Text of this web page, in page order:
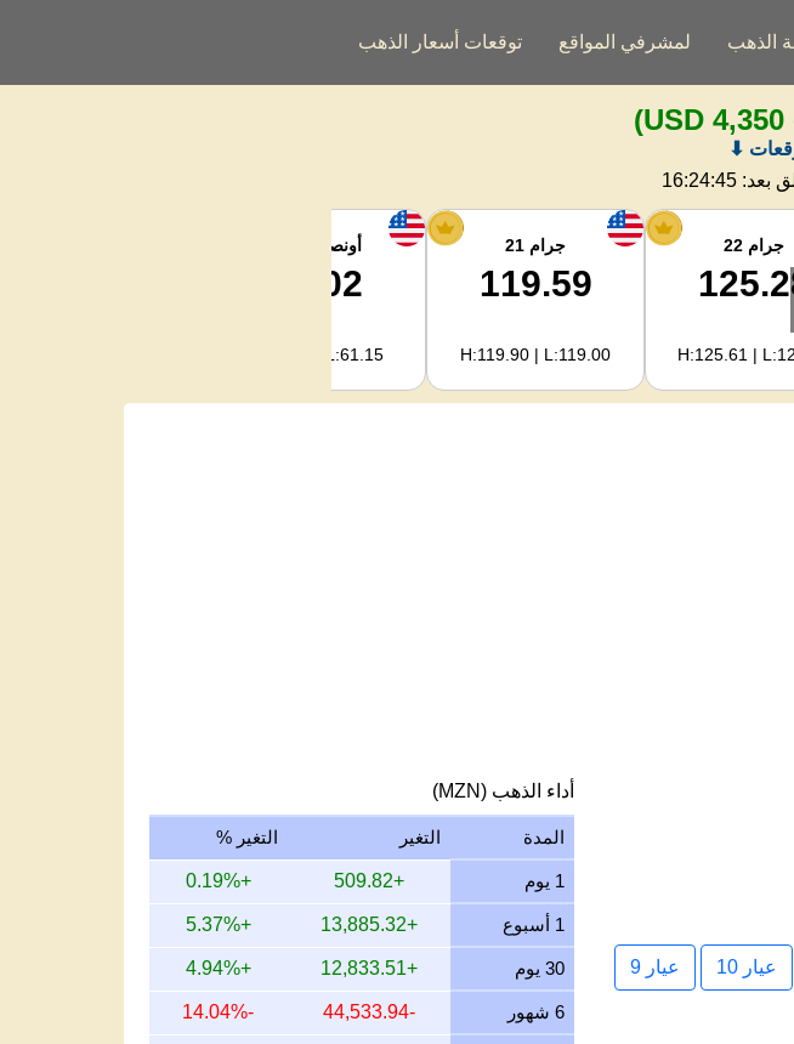
الذهب لمشرفي المواقع توقعات أسعار الذهب
⬇
بعد: 16:24:44
جرام 22
H:125.61 |
جرام 21
119.59
H:119.90 | L:119.00
أونصة الفضة
62.02
H:62.32 | L:61.15
عيار 10 عيار 9
أداء الذهب (MZN)
المدة التغير التغير %
1 يوم +509.82
+0.19%
1 أسبوع +13,885.32
+5.37%
30 يوم +12,833.51
+4.94%
6 شهور -44,533.94
-14.04%